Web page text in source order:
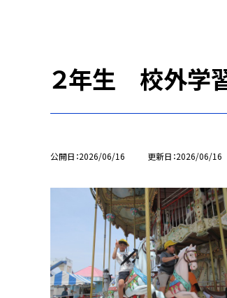
２年生 校外学
公開日 2026/06/16 更新日 2026/06/16